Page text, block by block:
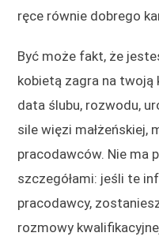
ręce równie dobrego
Być może fakt, że
kobietą zagra na twoją
data ślubu, rozwodu,
sile więzi małżeńskiej,
pracodawców. Nie ma
szczegółami: jeśli te
pracodawcy,
rozmowy